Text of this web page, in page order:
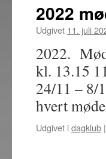
2022
Udgivet 11. juli
2022.
kl. 13.15
24/11 – 8/
hvert
Udgivet idagklub |